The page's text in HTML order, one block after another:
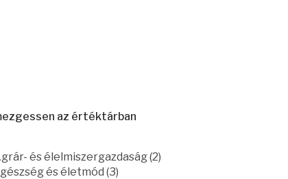
az értéktárban
és élelmiszergazdaság (2)
és életmód (3)